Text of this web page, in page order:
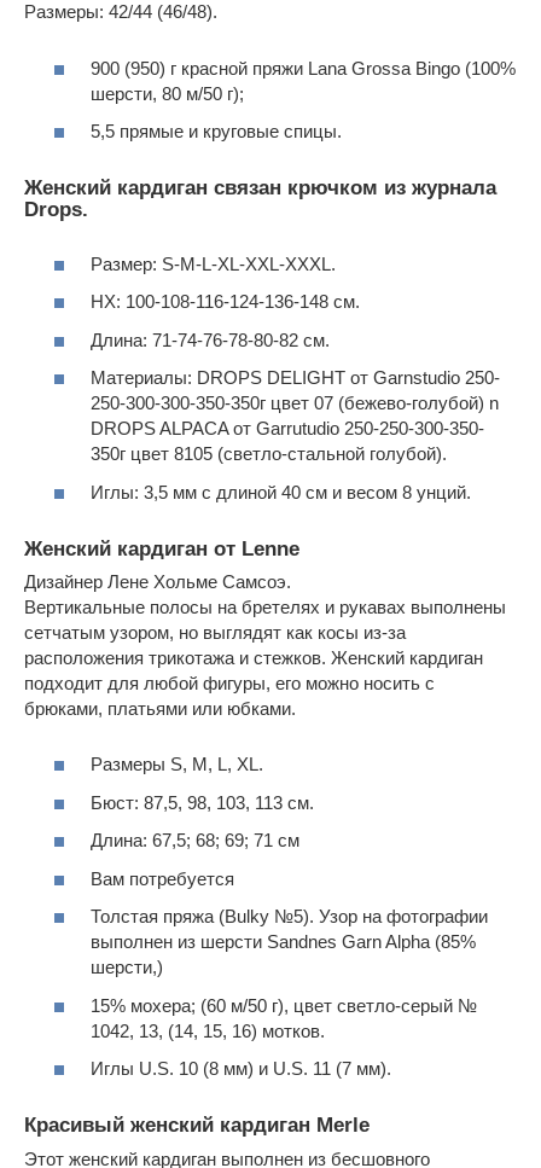
Размеры: 42/44 (46/48).
900 (950) г красной пряжи Lana Grossa Bingo (100%
шерсти, 80 м/50 г);
5,5 прямые и круговые спицы.
Женский кардиган связан крючком из журнала
Drops.
Размер: S-M-L-XL-XXL-XXXL.
HX: 100-108-116-124-136-148 см.
Длина: 71-74-76-78-80-82 см.
Материалы: DROPS DELIGHT от Garnstudio 250-
250-300-300-350-350г цвет 07 (бежево-голубой) n
DROPS ALPACA от Garrutudio 250-250-300-350-
350г цвет 8105 (светло-стальной голубой).
Иглы: 3,5 мм с длиной 40 см и весом 8 унций.
Женский кардиган от Lenne
Дизайнер Лене Хольме Самсоэ.
Вертикальные полосы на бретелях и рукавах выполнены
сетчатым узором, но выглядят как косы из-за
расположения трикотажа и стежков. Женский кардиган
подходит для любой фигуры, его можно носить с
брюками, платьями или юбками.
Размеры S, M, L, XL.
Бюст: 87,5, 98, 103, 113 см.
Длина: 67,5; 68; 69; 71 см
Вам потребуется
Толстая пряжа (Bulky №5). Узор на фотографии
выполнен из шерсти Sandnes Garn Alpha (85%
шерсти,)
15% мохера; (60 м/50 г), цвет светло-серый №
1042, 13, (14, 15, 16) мотков.
Иглы U.S. 10 (8 мм) и U.S. 11 (7 мм).
Красивый женский кардиган Merle
Этот женский кардиган выполнен из бесшовного